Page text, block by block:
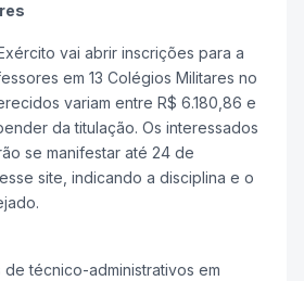
vai abrir inscrições para a
em 13 Colégios Militares no
variam entre R$ 6.180,86 e
da titulação. Os interessados
se manifestar até 24 de
site, indicando a disciplina e o
técnico-administrativos em